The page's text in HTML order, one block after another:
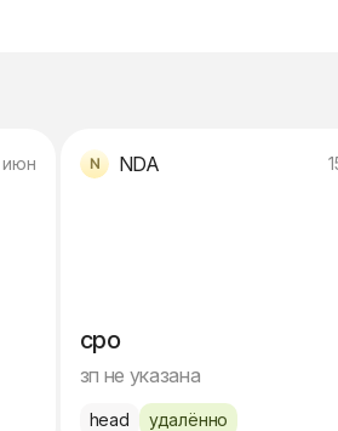
июн NDA
cpo
зп не указана
head удалённо